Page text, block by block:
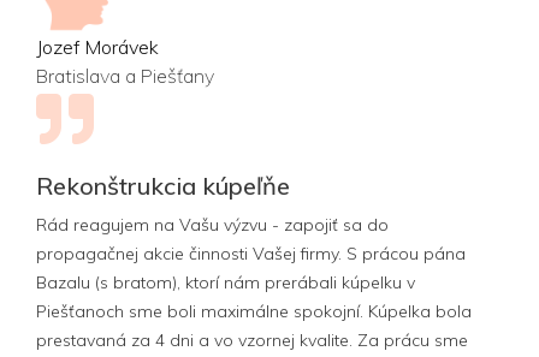
Jozef Morávek
Bratislava a Piešťany
Rekonštrukcia kúpeľňe
Rád reagujem na Vašu výzvu - zapojiť sa do
propagačnej akcie činnosti Vašej firmy. S prácou pána
Bazalu (s bratom), ktorí nám prerábali kúpelku v
Piešťanoch sme boli maximálne spokojní. Kúpelka bola
prestavaná za 4 dni a vo vzornej kvalite. Za prácu sme